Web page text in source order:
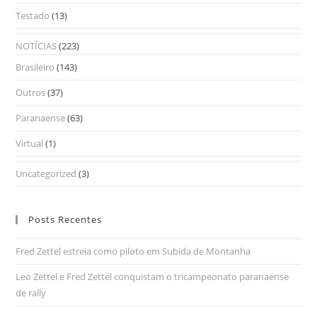
Testado (13)
NOTÍCIAS(223)
Brasileiro (143)
Outros(37)
Paranaense(63)
Virtual (1)
Uncategorized (3)
Posts Recentes
Fred Zettel estreia como piloto em Subida de Montanha
Leo Zettel e Fred Zettel conquistam o tricampeonato paranaense
de rally